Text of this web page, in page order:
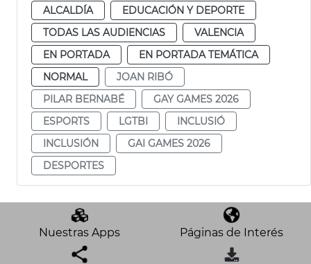
ALCALDÍA
EDUCACIÓN Y DEPORTE
TODAS LAS AUDIENCIAS
VALENCIA
EN PORTADA
EN PORTADA TEMÁTICA
NORMAL
JOAN RIBÓ
PILAR BERNABÉ
GAY GAMES 2026
ESPORTS
LGTBI
INCLUSIÓ
INCLUSIÓN
GAI GAMES 2026
DESPORTES
Nuestras Apps Páginas de Interés